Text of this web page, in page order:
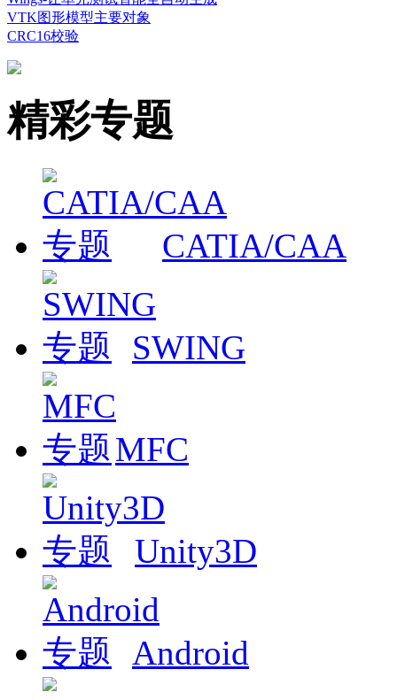
VTK图形模型主要对象
CRC16校验
精彩专题
CATIA/CAA
SWING
MFC
Unity3D
Android